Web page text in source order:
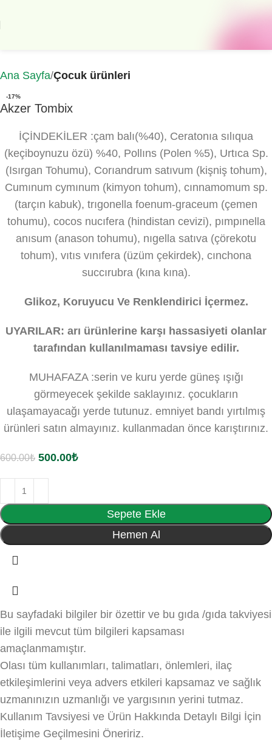
Ana Sayfa Çocuk ürünleri
-17%
Akzer Tombix
İÇİNDEKİLER :çam balı(%40), Ceratonıa sılıqua
(keçiboynuzu özü) %40, Pollıns (Polen %5), Urtıca Sp.
(Isırgan Tohumu), Corıandrum satıvum (kişniş tohum),
Cumınum cymınum (kimyon tohum), cınnamomum sp.
(tarçın kabuk), trıgonella foenum-graceum (çemen
tohumu), cocos nucıfera (hindistan cevizi), pımpınella
anısum (anason tohumu), nıgella satıva (çörekotu
tohum), vıtıs vınıfera (üzüm çekirdek), cınchona
succırubra (kına kına).
Glikoz, Koruyucu Ve Renklendirici İçermez.
UYARILAR: arı ürünlerine karşı hassasiyeti olanlar
tarafından kullanılmaması tavsiye edilir.
MUHAFAZA :serin ve kuru yerde güneş ışığı
görmeyecek şekilde saklayınız. çocukların
ulaşamayacağı yerde tutunuz. emniyet bandı yırtılmış
ürünleri satın almayınız. kullanmadan önce karıştırınız.
600.00₺ 500.00₺
Sepete Ekle
Hemen Al
Bu sayfadaki bilgiler bir özettir ve bu gıda /gıda takviyesi
ile ilgili mevcut tüm bilgileri kapsaması
amaçlanmamıştır.
Olası tüm kullanımları, talimatları, önlemleri, ilaç
etkileşimlerini veya advers etkileri kapsamaz ve sağlık
uzmanınızın uzmanlığı ve yargısının yerini tutmaz.
Kullanım Tavsiyesi ve Ürün Hakkında Detaylı Bilgi İçin
İletişime Geçilmesini Öneririz.